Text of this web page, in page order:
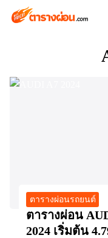
ตารางผ่อนรถยนต์
ตารางผ่อน
2024 เริ่มต้น